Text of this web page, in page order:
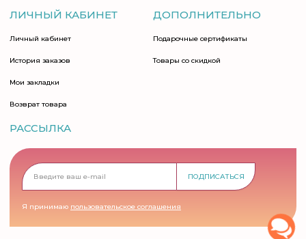
ЛИЧНЫЙ КАБИНЕТ
Личный кабинет
История заказов
Мои закладки
Возврат товара
ДОПОЛНИТЕЛЬНО
Подарочные сертификаты
Товары со скидкой
РАССЫЛКА
ПОДПИСАТЬСЯ
Я принимаю пользовательское соглашения